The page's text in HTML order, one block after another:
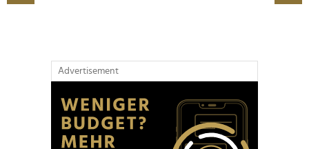
Advertisement